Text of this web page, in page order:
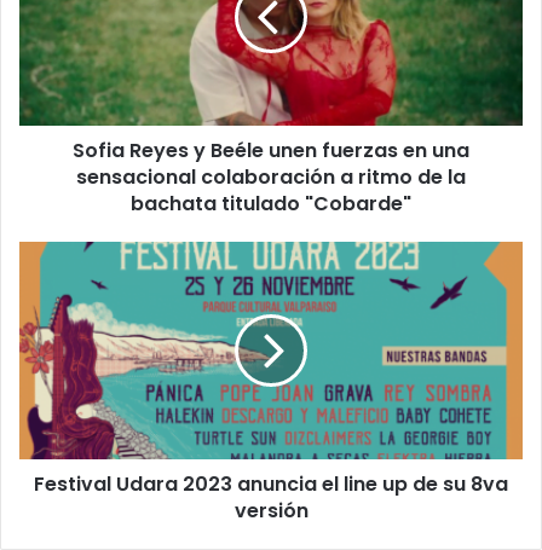
Sofia Reyes y Beéle unen fuerzas en una
sensacional colaboración a ritmo de la
bachata titulado "Cobarde"
Festival Udara 2023 anuncia el line up de su 8va
versión